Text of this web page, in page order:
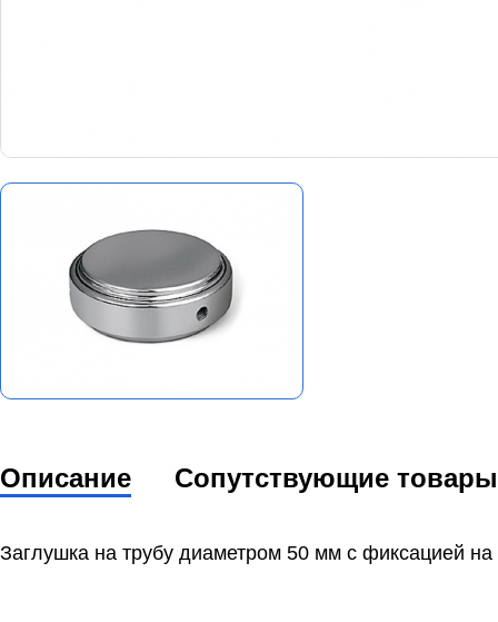
Описание Сопутствующие товары
Заглушка на трубу диаметром 50 мм с фиксацией на